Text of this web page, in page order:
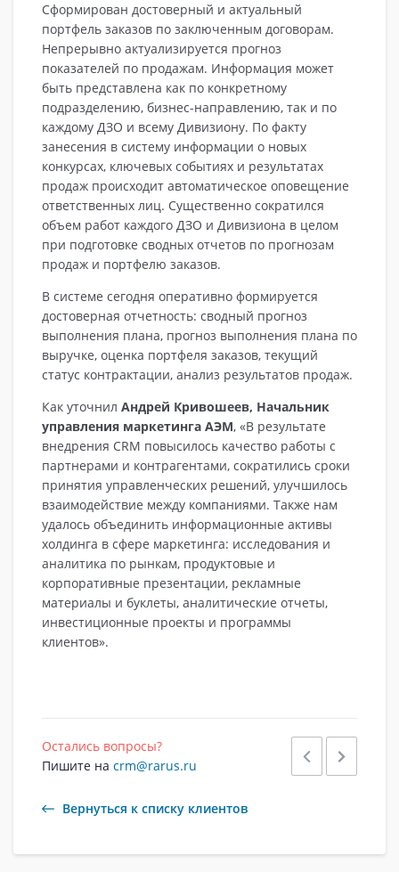
Сформирован достоверный и актуальный
портфель заказов по заключенным договорам.
Непрерывно актуализируется прогноз
показателей по продажам. Информация может
быть представлена как по конкретному
подразделению, бизнес-направлению, так и по
каждому ДЗО и всему Дивизиону. По факту
занесения в систему информации о новых
конкурсах, ключевых событиях и результатах
продаж происходит автоматическое оповещение
ответственных лиц. Существенно сократился
объем работ каждого ДЗО и Дивизиона в целом
при подготовке сводных отчетов по прогнозам
продаж и портфелю заказов.
В системе сегодня оперативно формируется
достоверная отчетность: сводный прогноз
выполнения плана, прогноз выполнения плана по
выручке, оценка портфеля заказов, текущий
статус контрактации, анализ результатов продаж.
Как уточнил Андрей Кривошеев, Начальник
управления маркетинга АЭМ, «В результате
внедрения CRM повысилось качество работы с
партнерами и контрагентами, сократились сроки
принятия управленческих решений, улучшилось
взаимодействие между компаниями. Также нам
удалось объединить информационные активы
холдинга в сфере маркетинга: исследования и
аналитика по рынкам, продуктовые и
корпоративные презентации, рекламные
материалы и буклеты, аналитические отчеты,
инвестиционные проекты и программы
клиентов».
Остались вопросы?
Пишите на crm@rarus.ru
Вернуться к списку клиентов